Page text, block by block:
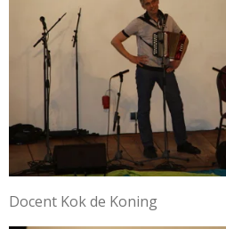
Docent Kok de Koning